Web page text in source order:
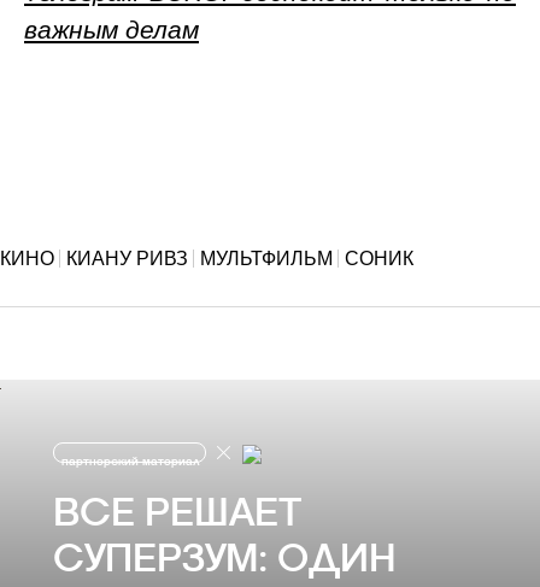
важным делам
КИНО КИАНУ РИВЗ МУЛЬТФИЛЬМ СОНИК
партнерский материал
ВСЕ РЕШАЕТ
СУПЕРЗУМ: ОДИН